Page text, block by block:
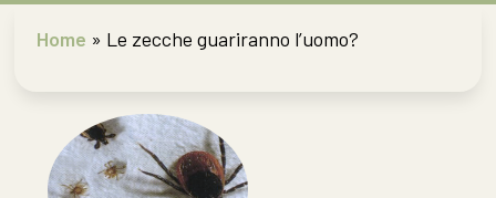
Home » Le zecche guariranno l’uomo?